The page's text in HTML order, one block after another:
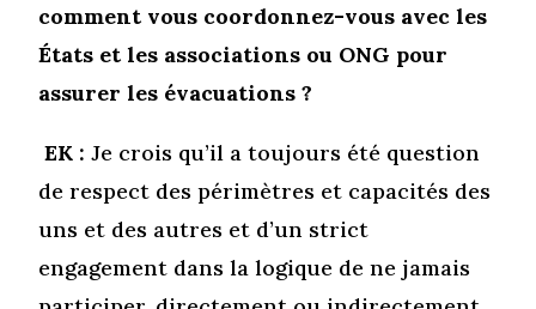
comment vous coordonnez-vous avec les
États et les associations ou ONG pour
assurer les évacuations ?
EK :Je crois qu’il a toujours été question
de respect des périmètres et capacités des
uns et des autres et d’un strict
engagement dans la logique de ne jamais